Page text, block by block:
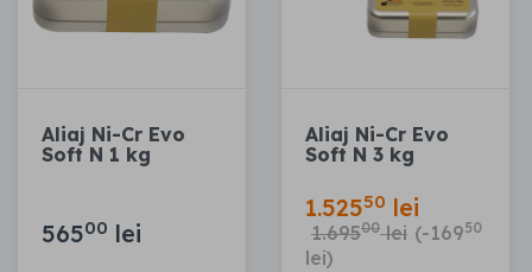
Aliaj Ni-Cr Evo
Soft N 1 kg
56500 lei
Aliaj Ni-Cr Evo
Soft N 3 kg
1.52550 lei
1.69500lei (-16950
lei)